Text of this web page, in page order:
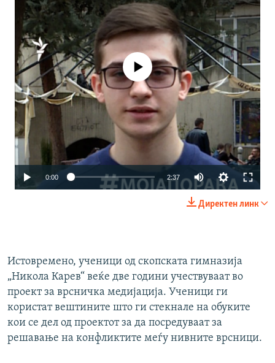
360p
No media source currently available
0:00 2:37
1080p
Директен линк
Истовремено, ученици од скопската гимназија
„Никола Карев“ веќе две години учествуваат во
проект за врсничка медијација. Ученици ги
користат вештините што ги стекнале на обуките
кои се дел од проектот за да посредуваат за
решавање на конфликтите меѓу нивните врсници.